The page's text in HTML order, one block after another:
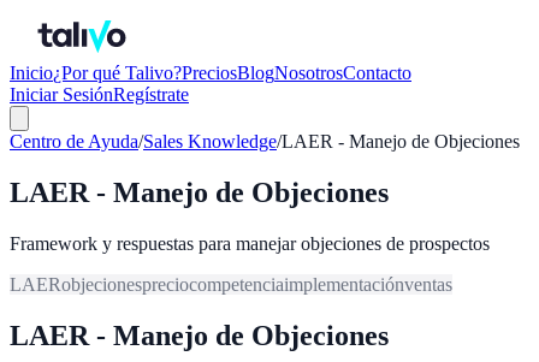
Inicio¿Por qué Talivo?PreciosBlogNosotrosContacto
Iniciar SesiónRegístrate
Centro de Ayuda/Sales Knowledge/LAER - Manejo de Objeciones
LAER - Manejo de Objeciones
Framework y respuestas para manejar objeciones de prospectos
LAERobjecionespreciocompetenciaimplementaciónventas
LAER - Manejo de Objeciones